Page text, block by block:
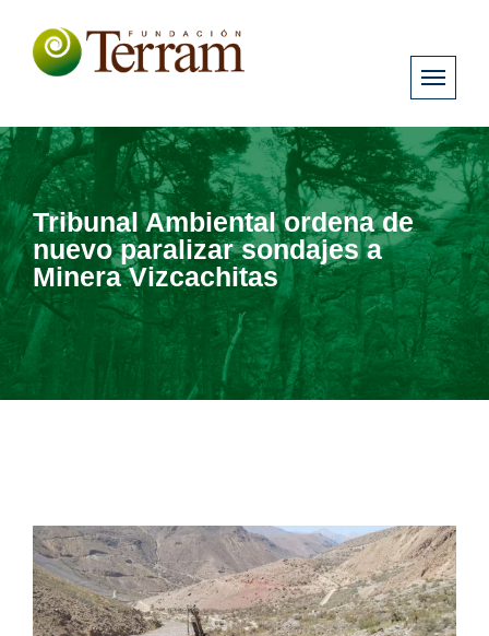
Tribunal Ambiental ordena de
nuevo paralizar sondajes a
Minera Vizcachitas